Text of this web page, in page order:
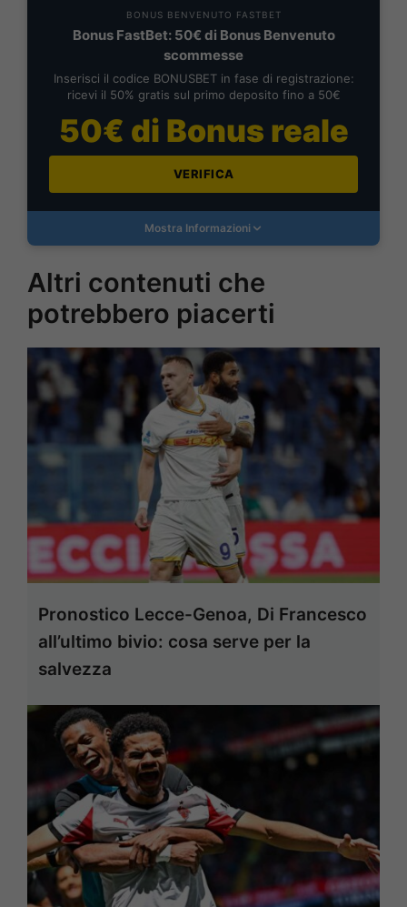
BONUS BENVENUTO FASTBET
Bonus FastBet: 50€ di Bonus Benvenuto
scommesse
Inserisci il codice BONUSBET in fase di registrazione:
ricevi il 50% gratis sul primo deposito fino a 50€
50€ di Bonus reale
VERIFICA
Mostra Informazioni
Altri contenuti che
potrebbero piacerti
Pronostico Lecce-Genoa, Di Francesco
all’ultimo bivio: cosa serve per la
salvezza